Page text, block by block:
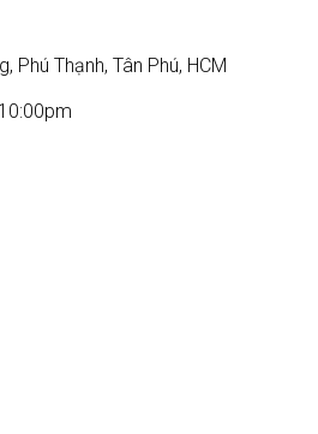
Phú Thạnh, Tân Phú, HCM